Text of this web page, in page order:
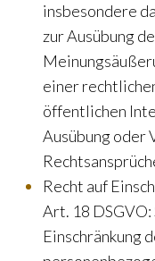
insbesondere
zur Ausübung
einer
öffentlichen
Ausübung oder
Recht auf
Art. 18 DSGVO:
Einschränkung